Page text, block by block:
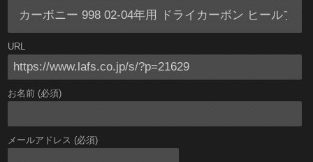
URL
お名前 (必須)
メールアドレス (必須)